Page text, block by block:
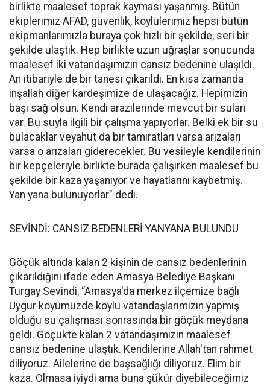
birlikte maalesef toprak kayması yaşanmış. Bütün
ekiplerimiz AFAD, güvenlik, köylülerimiz hepsi bütün
ekipmanlarımızla buraya çok hızlı bir şekilde, seri bir
şekilde ulaştık. Hep birlikte uzun uğraşlar sonucunda
maalesef iki vatandaşımızın cansız bedenine ulaşıldı.
An itibariyle de bir tanesi çıkarıldı. En kısa zamanda
inşallah diğer kardeşimize de ulaşacağız. Hepimizin
başı sağ olsun. Kendi arazilerinde mevcut bir suları
var. Bu suyla ilgili bir çalışma yapıyorlar. Belki ek bir su
bulacaklar veyahut da bir tamiratları varsa arızaları
varsa o arızaları giderecekler. Bu vesileyle kendilerinin
bir kepçeleriyle birlikte burada çalışırken maalesef bu
şekilde bir kaza yaşanıyor ve hayatlarını kaybetmiş.
Yan yana bulunuyorlar" dedi.
SEVİNDİ: CANSIZ BEDENLERİ YANYANA BULUNDU
Göçük altında kalan 2 kişinin de cansız bedenlerinin
çıkarıldığını ifade eden Amasya Belediye Başkanı
Turgay Sevindi, “Amasya'da merkez ilçemize bağlı
Uygur köyümüzde köylü vatandaşlarımızın yapmış
olduğu su çalışması sonrasında bir göçük meydana
geldi. Göçükte kalan 2 vatandaşımızın maalesef
cansız bedenine ulaştık. Kendilerine Allah'tan rahmet
diliyoruz. Ailelerine de başsağlığı diliyoruz. Elim bir
kaza. Olmasa iyiydi ama buna şükür diyebileceğimiz